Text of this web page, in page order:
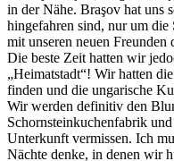
in der Nähe. Braşov hat uns
hingefahren sind, nur um die
mit unseren neuen Freunden
Die beste Zeit hatten wir
„Heimatstadt“! Wir hatten
finden und die ungarische
Wir werden definitiv den
Schornsteinkuchenfabrik
Unterkunft vermissen. Ich
Nächte denke, in denen wir